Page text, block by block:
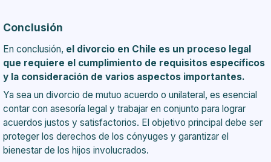
Conclusión
En conclusión, el divorcio en Chile es un proceso legal
que requiere el cumplimiento de requisitos específicos
y la consideración de varios aspectos importantes.
Ya sea un divorcio de mutuo acuerdo o unilateral, es esencial
contar con asesoría legal y trabajar en conjunto para lograr
acuerdos justos y satisfactorios. El objetivo principal debe ser
proteger los derechos de los cónyuges y garantizar el
bienestar de los hijos involucrados.